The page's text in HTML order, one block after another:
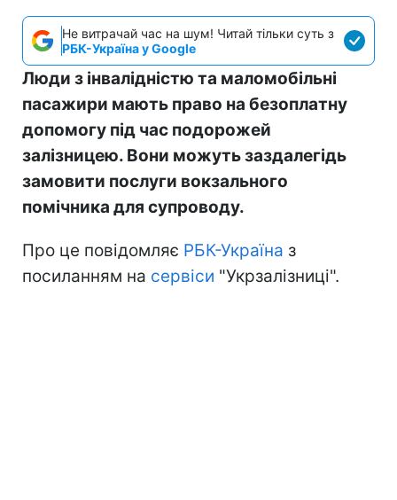
Не витрачай час на шум! Читай тільки суть з
РБК-Україна у Google
Люди з інвалідністю та маломобільні
пасажири мають право на безоплатну
допомогу під час подорожей
залізницею. Вони можуть заздалегідь
замовити послуги вокзального
помічника для супроводу.
Про це повідомляє РБК-Україна з
посиланням на сервіси "Укрзалізниці".